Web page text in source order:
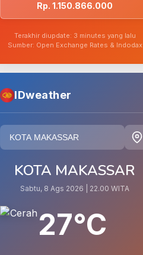
Rp. 1.150.866.000
Terakhir diupdate: 3 minutes yang lalu
Sumber: Open Exchange Rates & Indodax
IDweather
KOTA MAKASSAR
Sabtu, 8 Ags 2026 | 22.00 WITA
27°C